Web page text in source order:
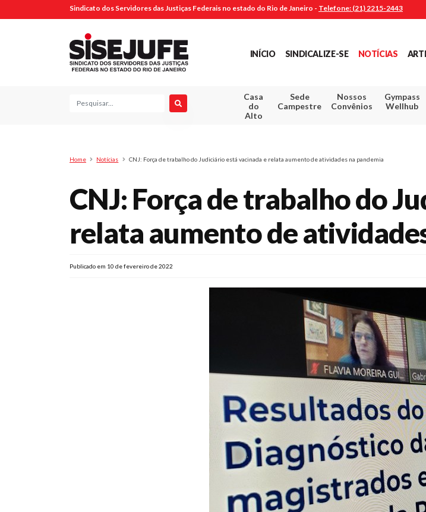
Sindicato dos Servidores das Justiças Federais no estado do Rio de Janeiro - Telefone: (21) 2215-2443
INÍCIO SINDICALIZE-SE NOTÍCIAS
Pesquisa
Casa
do
Alto
Sede
Campestre
Nossos
Convênios
Gympass
Wellhub
Home Notícias CNJ: Força de trabalho do Judiciário está vacinada e relata aumento de atividades na pandemia
CNJ: Força de trabalho do
relata aumento de
Publicado em 10 de fevereiro de 2022